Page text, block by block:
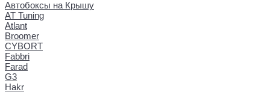
Автобоксы на Крышу
AT Tuning
Atlant
Broomer
CYBORT
Fabbri
Farad
G3
Hakr